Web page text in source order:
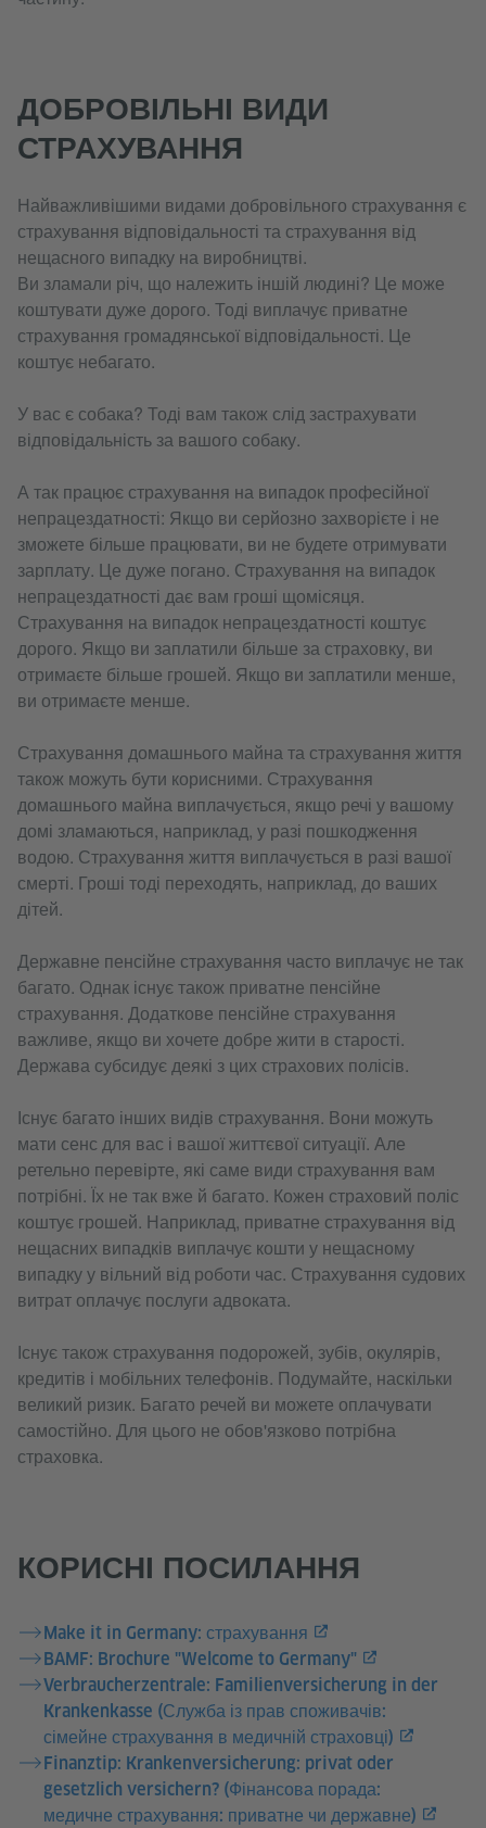
ДОБРОВІЛЬНІ ВИДИ
СТРАХУВАННЯ
Найважливішими видами добровільного страхування є
страхування відповідальності та страхування від
нещасного випадку на виробництві.
Ви зламали річ, що належить іншій людині? Це може
коштувати дуже дорого. Тоді виплачує приватне
страхування громадянської відповідальності. Це
коштує небагато.
У вас є собака? Тоді вам також слід застрахувати
відповідальність за вашого собаку.
А так працює страхування на випадок професійної
непрацездатності: Якщо ви серйозно захворієте і не
зможете більше працювати, ви не будете отримувати
зарплату. Це дуже погано. Страхування на випадок
непрацездатності дає вам гроші щомісяця.
Страхування на випадок непрацездатності коштує
дорого. Якщо ви заплатили більше за страховку, ви
отримаєте більше грошей. Якщо ви заплатили менше,
ви отримаєте менше.
Страхування домашнього майна та страхування життя
також можуть бути корисними. Страхування
домашнього майна виплачується, якщо речі у вашому
домі зламаються, наприклад, у разі пошкодження
водою. Страхування життя виплачується в разі вашої
смерті. Гроші тоді переходять, наприклад, до ваших
дітей.
Державне пенсійне страхування часто виплачує не так
багато. Однак існує також приватне пенсійне
страхування. Додаткове пенсійне страхування
важливе, якщо ви хочете добре жити в старості.
Держава субсидує деякі з цих страхових полісів.
Існує багато інших видів страхування. Вони можуть
мати сенс для вас і вашої життєвої ситуації. Але
ретельно перевірте, які саме види страхування вам
потрібні. Їх не так вже й багато. Кожен страховий поліс
коштує грошей. Наприклад, приватне страхування від
нещасних випадків виплачує кошти у нещасному
випадку у вільний від роботи час. Страхування судових
витрат оплачує послуги адвоката.
Існує також страхування подорожей, зубів, окулярів,
кредитів і мобільних телефонів. Подумайте, наскільки
великий ризик. Багато речей ви можете оплачувати
самостійно. Для цього не обов'язково потрібна
страховка.
КОРИСНІ ПОСИЛАННЯ
Make it in Germany: страхування
BAMF: Brochure "Welcome to Germany"
Verbraucherzentrale: Familienversicherung in der
Krankenkasse (Служба із прав споживачів:
сімейне страхування в медичній страховці)
Finanztip: Krankenversicherung: privat oder
gesetzlich versichern? (Фінансова порада:
медичне страхування: приватне чи державне)